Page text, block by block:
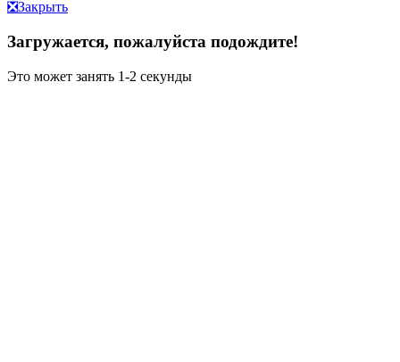
❎Закрыть
Загружается, пожалуйста подождите!
Это может занять 1-2 секунды